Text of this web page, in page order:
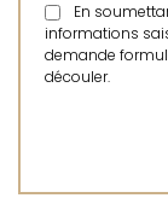
En
informations
demande
découler.